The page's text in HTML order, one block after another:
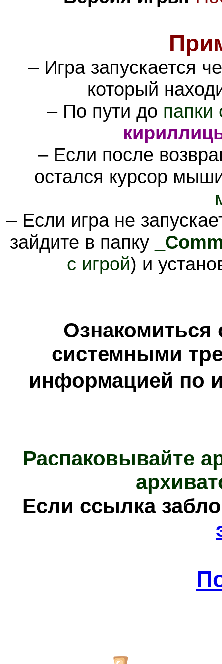
– Игра запускается
который
– По пути до папки
– Если после
остался курсор
– Если игра не
зайдите в папку
с игрой) и
Ознакомиться
системными
информацией по
Распаковывайте
Если ссылка